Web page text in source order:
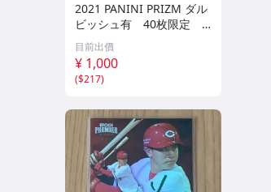
2021 PANINI PRIZM ダル
ビッシュ有 40枚限定
シリアルカード パドレス
目前出價
¥ 1,000
($217)